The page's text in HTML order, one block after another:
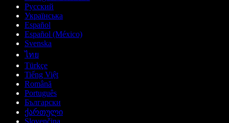
Русский
Українська
Español
Español (México)
Svenska
ไทย
Türkçe
Tiếng Việt
Română
Português
Български
ქართული
Slovenčina